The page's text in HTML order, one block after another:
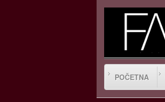
POČETNA